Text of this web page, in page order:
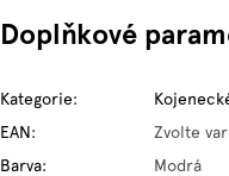
Doplňkové
Kategorie:
EAN:
Zvolte
Barva:
Modrá